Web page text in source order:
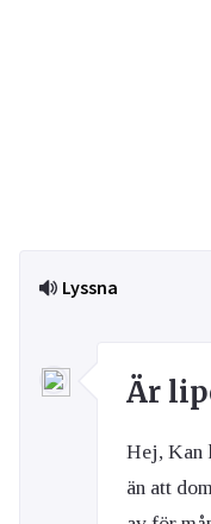
Lyssna
Är
Hej, Kan
än att